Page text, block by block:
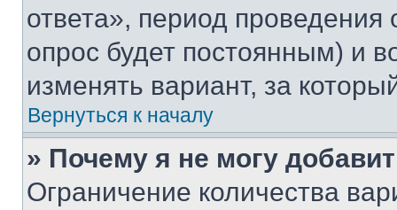
ответа», период проведения
опрос будет постоянным) и
изменять вариант, за
Вернуться к началу
» Почему я не могу
Ограничение количества